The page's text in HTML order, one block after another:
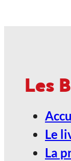
Nature !
24
Les
Le
La